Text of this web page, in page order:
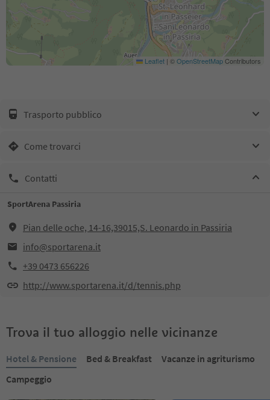
Leaflet | ©OpenStreetMapContributors
Trasporto pubblico
Come trovarci
Contatti
SportArena Passiria
Pian delle oche, 14-16,39015,S. Leonardo in Passiria
info@sportarena.it
+39 0473 656226
http://www.sportarena.it/d/tennis.php
Trova il tuo alloggio nelle vicinanze
Hotel & Pensione Bed & Breakfast
Vacanze in agriturismo
Campeggio